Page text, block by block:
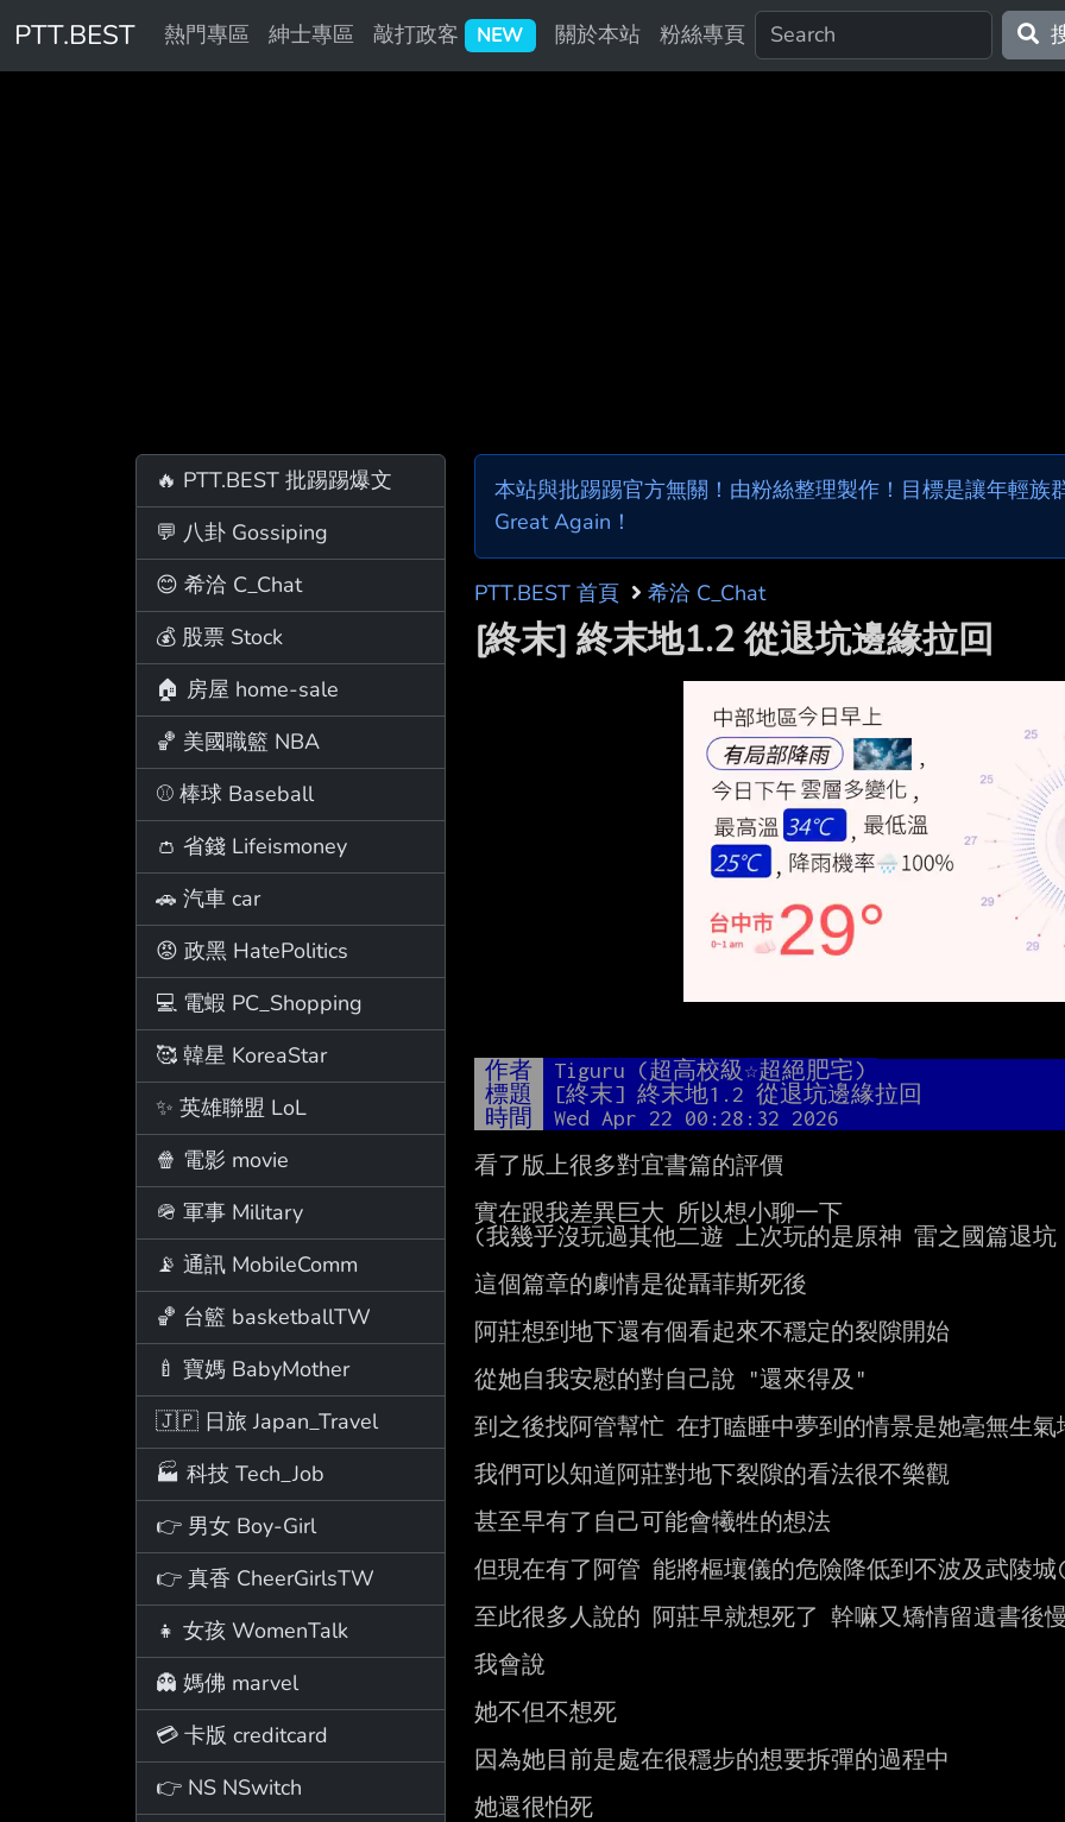
PTT.BEST 熱門專區 紳士專區 敲打政客 NEW 關於本站 粉絲專頁
🔥 PTT.BEST 批踢踢爆文
💬 八卦 Gossiping
😊 希洽 C_Chat
💰 股票 Stock
🏠 房屋 home-sale
🏀 美國職籃 NBA
⚾ 棒球 Baseball
👛 省錢 Lifeismoney
🚗 汽車 car
😡 政黑 HatePolitics
💻 電蝦 PC_Shopping
🥰 韓星 KoreaStar
✨ 英雄聯盟 LoL
🍿 電影 movie
🪖 軍事 Military
📡 通訊 MobileComm
🏀 台籃 basketballTW
🍼 寶媽 BabyMother
🇯🇵 日旅 Japan_Travel
🏭 科技 Tech_Job
👉 男女 Boy-Girl
👉 真香 CheerGirlsTW
👧 女孩 WomenTalk
👻 媽佛 marvel
💳 卡版 creditcard
👉 NS NSwitch
本站與批踢踢官方無關！由粉絲整理製作！目標是讓年輕族
Great Again！
PTT.BEST 首頁 希洽 C_Chat
[終末] 終末地1.2 從退坑邊緣拉回
作者
Tiguru (超高校級☆超絕肥宅)
標題
[終末] 終末地1.2 從退坑邊緣拉回
時間
Wed Apr 22 00:28:32 2026
看了版上很多對宜書篇的評價
實在跟我差異巨大 所以想小聊一下
(我幾乎沒玩過其他二遊 上次玩的是原神 雷之國篇退坑
這個篇章的劇情是從聶菲斯死後
阿莊想到地下還有個看起來不穩定的裂隙開始
從她自我安慰的對自己說 "還來得及"
到之後找阿管幫忙 在打瞌睡中夢到的情景是她毫無生氣
我們可以知道阿莊對地下裂隙的看法很不樂觀
甚至早有了自己可能會犧牲的想法
但現在有了阿管 能將樞壤儀的危險降低到不波及武陵
至此很多人說的 阿莊早就想死了 幹嘛又矯情留遺書後
我會說
她不但不想死
因為她目前是處在很穩步的想要拆彈的過程中
她還很怕死